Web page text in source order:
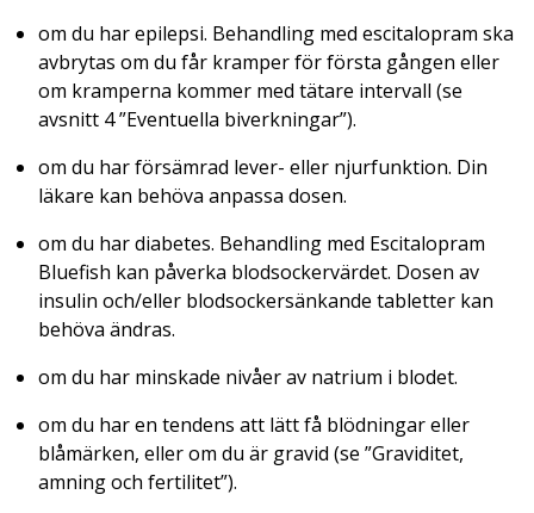
om du har epilepsi. Behandling med escitalopram ska
avbrytas om du får kramper för första gången eller
om kramperna kommer med tätare intervall (se
avsnitt 4 ”Eventuella biverkningar”).
om du har försämrad lever- eller njurfunktion. Din
läkare kan behöva anpassa dosen.
om du har diabetes. Behandling med Escitalopram
Bluefish kan påverka blodsockervärdet. Dosen av
insulin och/eller blodsockersänkande tabletter kan
behöva ändras.
om du har minskade nivåer av natrium i blodet.
om du har en tendens att lätt få blödningar eller
blåmärken, eller om du är gravid (se ”Graviditet,
amning och fertilitet”).